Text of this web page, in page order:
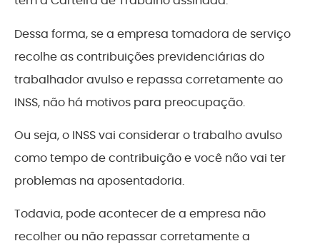
Dessa forma, se a empresa tomadora de serviço
recolhe as contribuições previdenciárias do
trabalhador avulso e repassa corretamente ao
INSS, não há motivos para preocupação.
Ou seja, o INSS vai considerar o trabalho avulso
como tempo de contribuição e você não vai ter
problemas na aposentadoria.
Todavia, pode acontecer de a empresa não
recolher ou não repassar corretamente a